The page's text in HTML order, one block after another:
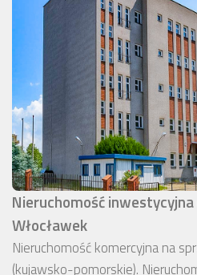
Nieruchomość
Włocławek
Nieruchomość komercyjna na
(kujawsko-pomorskie).